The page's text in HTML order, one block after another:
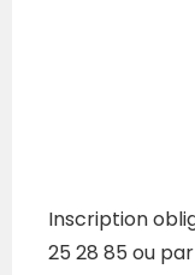
Inscription
25 28 85 ou